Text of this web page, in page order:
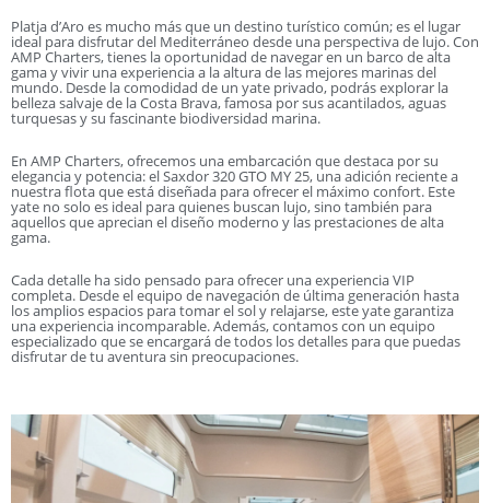
Platja d’Aro es mucho más que un destino turístico común; es el lugar
ideal para disfrutar del Mediterráneo desde una perspectiva de lujo. Con
AMP Charters, tienes la oportunidad de navegar en un barco de alta
gama y vivir una experiencia a la altura de las mejores marinas del
mundo. Desde la comodidad de un yate privado, podrás explorar la
belleza salvaje de la Costa Brava, famosa por sus acantilados, aguas
turquesas y su fascinante biodiversidad marina.
En AMP Charters, ofrecemos una embarcación que destaca por su
elegancia y potencia: el Saxdor 320 GTO MY 25, una adición reciente a
nuestra flota que está diseñada para ofrecer el máximo confort. Este
yate no solo es ideal para quienes buscan lujo, sino también para
aquellos que aprecian el diseño moderno y las prestaciones de alta
gama.
Cada detalle ha sido pensado para ofrecer una experiencia VIP
completa. Desde el equipo de navegación de última generación hasta
los amplios espacios para tomar el sol y relajarse, este yate garantiza
una experiencia incomparable. Además, contamos con un equipo
especializado que se encargará de todos los detalles para que puedas
disfrutar de tu aventura sin preocupaciones.